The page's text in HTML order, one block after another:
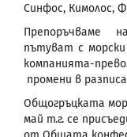
Синфос, Кимолос,
Препоръчваме
пътуват с
компанията-
промени в
Общогръцката
май т.г. се